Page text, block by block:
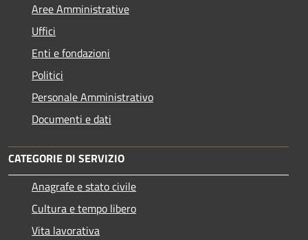
Aree Amministrative
Uffici
Enti e fondazioni
Politici
Personale Amministrativo
Documenti e dati
CATEGORIE DI SERVIZIO
Anagrafe e stato civile
Cultura e tempo libero
Vita lavorativa